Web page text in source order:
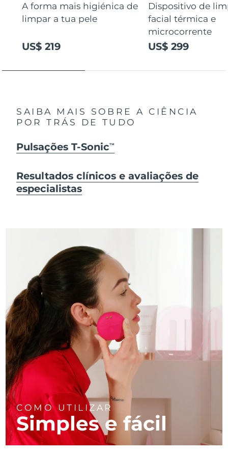
A forma mais higiénica de
limpar a tua pele
US$ 219
Dispositivo de
facial térmica e
microcorrente
US$ 299
SAIBA MAIS SOBRE A CIÊNCIA
POR TRÁS DE TUDO
Pulsações T-SonicTM
Resultados clínicos e avaliações de
especialistas
COMO UTILIZAR
Simples e fácil